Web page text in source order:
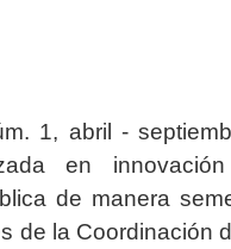
1, abril -
en
de manera
de la Coordinación